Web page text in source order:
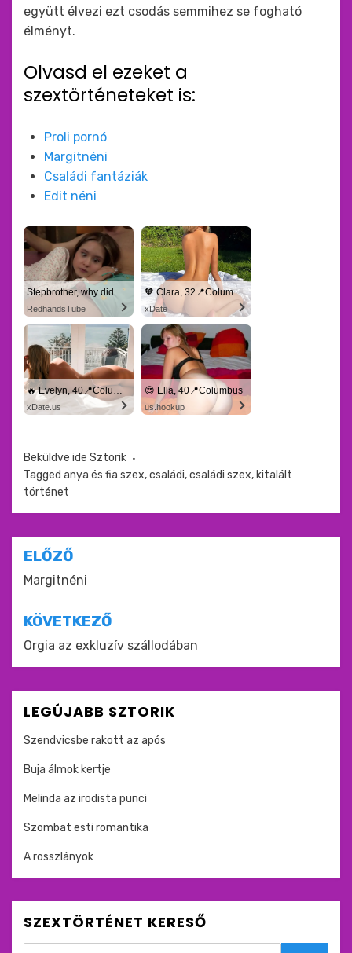
együtt élvezi ezt csodás semmihez se fogható
élményt.
Olvasd el ezeket a
szextörténeteket is:
Proli pornó
Margitnéni
Családi fantáziák
Edit néni
Stepbrother, why did you show me your dick? Now I want to fuck you with my wet pussy
RedhandsTube
🧡 Clara, 32📍Columbus
xDate
🔥 Evelyn, 40📍Columbus
xDate.us
😍 Ella, 40📍Columbus
us.hookup
Beküldve ide Sztorik
Tagged anya és fia szex,családi,családi szex, kitalált
történet
Bejegyzés
navigáció
ELŐZŐ
Margitnéni
KÖVETKEZŐ
Orgia az exkluzív szállodában
LEGÚJABB SZTORIK
Szendvicsbe rakott az após
Buja álmok kertje
Melinda az irodista punci
Szombat esti romantika
A rosszlányok
SZEXTÖRTÉNET KERESŐ